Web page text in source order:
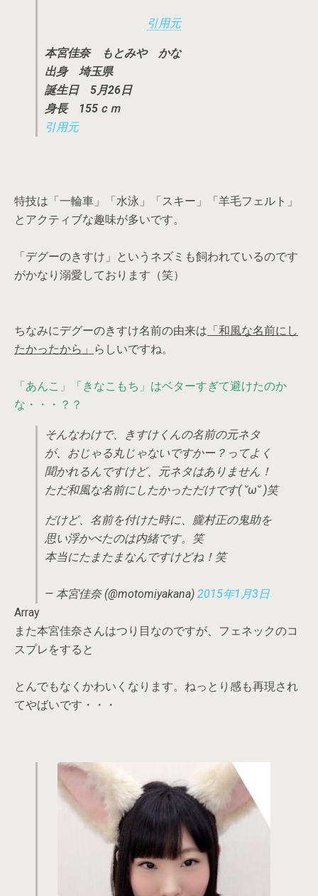
引用元
本宮佳奈 もとみや かな
出身 埼玉県
誕生日 5月26日
身長 155ｃｍ
引用元
特技は「一輪車」「水泳」「スキー」「羊毛フェルト」
とアクティブな趣味が多いです。
「デグーのきすけ」というネズミも飼われているのです
がかなり溺愛しております（笑）
ちなみにデグーのきすけ名前の由来は 「和風な名前にし
たかったから」 らしいですね。
「あんこ」「きなこもち」はベターすぎて避けたのか
な・・・？？
そんなわけで、きすけくんの名前の元ネタ
が、おじゃる丸じゃないですかー？ってよく
聞かれるんですけど、元ネタはありません！
ただ和風な名前にしたかっただけです( ˘ω˘ )笑
だけど、名前を付けた時に、朧村正の鬼助を
思い浮かべたのは内緒です。笑
本当にたまたまなんですけどね！笑
— 本宮佳奈 (@motomiyakana) 2015年1月3日
Array
また本宮佳奈さんはつり目なのですが、フェネックのコ
スプレをすると
とんでもなくかわいくなります。ねっとり感も再現され
てやばいです・・・